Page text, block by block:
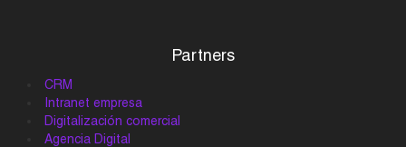
Partners
CRM
Intranet empresa
Digitalización comercial
Agencia Digital